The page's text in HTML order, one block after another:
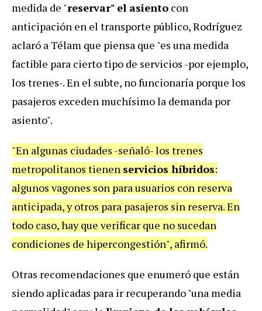
medida de "reservar" el asiento con
anticipación en el transporte público, Rodríguez
aclaró a Télam que piensa que "es una medida
factible para cierto tipo de servicios -por ejemplo,
los trenes-. En el subte, no funcionaría porque los
pasajeros exceden muchísimo la demanda por
asiento".
"En algunas ciudades -señaló- los trenes
metropolitanos tienen servicios híbridos:
algunos vagones son para usuarios con reserva
anticipada, y otros para pasajeros sin reserva. En
todo caso, hay que verificar que no sucedan
condiciones de hipercongestión", afirmó.
Otras recomendaciones que enumeró que están
siendo aplicadas para ir recuperando "una media